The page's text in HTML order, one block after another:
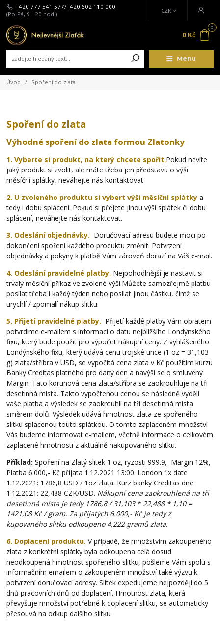
Menu
CZK
+420 777 541 577/+420 602 110 000
(Po-Pá, 9 - 20 hod.)
0
0 Kč
Úvod Spoření do zlata
Spoření do zlata
Výhodné spoření do zlata formou Zlatonky
1. Vyberte si produkt, na který chcete spořit.Pokud nevíte
jaký produkt si zvolit, ale máte třeba jen představu o výši
měsíční splátky, neváhejte nás kontaktovat.
2. U zvoleného produktu si vybert výši měsíční splátkya
tedy i dobu splácení. Pokud si přejete jinou výši splátek či dobu
splácení, neváhejte nás kontaktovat.
3. Odeslání objednávky. Doručovací adresu budete moci po
dokončení spoření každého produktu změnit. Potvrzení
objednávky a pokyny k platbě Vám zároveň dorazí na Váš e-mail.
4. Odeslání pravidelné platby. Nejpohodlnější je nastavit si
trvalý měsíční příkaz ve zvolené výši.Můžete samozřejmě platbu
posílat třeba i každý týden nebo posílat jinou částku, čímž se
urychlí / zpomalí nákup slitku.
5. Přijetí pravidelné platby. Přijetí každé platby Vám obratem
potvrdíme e-mailem s informací o datu nejbližšího Londýnského
fixu, který bude použit pro výpočet nákupní ceny. Z vyhlášeného
Londýnského fixu, který udává cenu trojské unce (1 oz = 31,103
g) zlata/stříbra v USD, se vypočítá cena zlata v Kč použitím kurzu
Banky Creditas platného pro daný den a navýší se o smluvený
Margin. Tato korunová cena zlata/stříbra se zaokrouhluje na tři
desetinná místa. Takto vypočtenou cenou se následně vydělí
vaše platba a výsledek se zaokrouhlí na tři desetinná místa
směrem dolů. Výsledek udává hmotnost zlata ze spořeného
slitku splacenou touto splátkou. O tomto zaplaceném množství
Vás budeme informovat e-mailem, včetně informace o celkovém
zaplacené hmotnosti z aktuálně nakupovaného slitku.
Příklad:Spoření na Zlatý slitek 1 oz, ryzosti 999.9, Margin 12%,
Platba 6.000,- Kč přijata 1.12.2021 13:00. London fix date
1.12.2021: 1786,8 USD / 1oz zlata. Kurz banky Creditas dne
1.12.2021: 22,488 CZK/USD. Nákupní cena zaokrouhlená na tři
desetinná místa je tedy 1786,8 / 31,103 * 22,488 * 1,10 =
1421,08 Kč / gram. Za přijatých 6.000,- Kč je tedy z
kupovaného slitku odkoupeno 4,222 gramů zlata.
6. Doplacení produktu.V případě, že množstvím zakoupeného
zlata z konkrétní splátky byla odkoupena celá dosud
neodkoupená hmotnost spořeného slitku, pošleme Vám spolu s
informačním emailem o zakoupeném množství také výzvu k
potvrzení doručovací adresy. Slitek expedujeme nejpozději do 5
dnů pracovních dnů od doplacení. Hmotnost zlata, která
převyšuje množství potřebné k doplacení slitku, se automaticky
přesouvá na odkup dalšího slitku.